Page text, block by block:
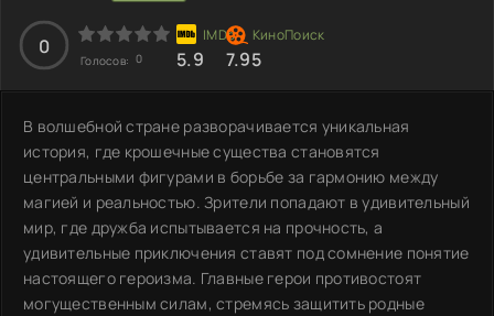
0
Голосов: 0 5.9 7.95
В волшебной стране разворачивается уникальная
история, где крошечные существа становятся
центральными фигурами в борьбе за гармонию между
магией и реальностью. Зрители попадают в удивительный
мир, где дружба испытывается на прочность, а
удивительные приключения ставят под сомнение понятие
настоящего героизма. Главные герои противостоят
могущественным силам, стремясь защитить родные